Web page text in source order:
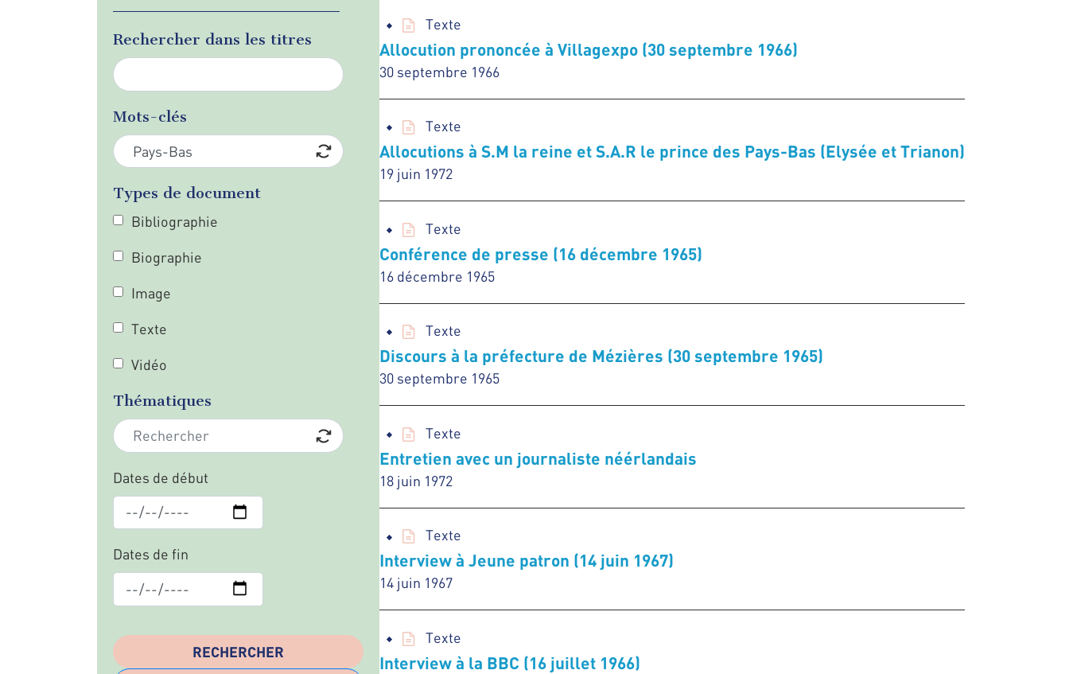
Rechercher dans les titres
Mots-clés
Types de document
Bibliographie
Biographie
Image
Texte
Vidéo
Thématiques
Dates de début
Dates de fin
Texte
Allocution prononcée à Villagexpo (30 septembre 1966)
30 septembre 1966
Texte
Allocutions à S.M la reine et S.A.R le prince des Pays-Bas (Elysée et Trianon)
19 juin 1972
Texte
Conférence de presse (16 décembre 1965)
16 décembre 1965
Texte
Discours à la préfecture de Mézières (30 septembre 1965)
30 septembre 1965
Texte
Entretien avec un journaliste néérlandais
18 juin 1972
Texte
Interview à Jeune patron (14 juin 1967)
14 juin 1967
Texte
Interview à la BBC (16 juillet 1966)